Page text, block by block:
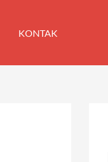
KONTAK